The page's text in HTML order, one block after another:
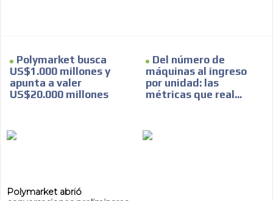
Polymarket busca
US$1.000 millones y
apunta a valer
US$20.000 millones
Polymarket abrió
Del número de
máquinas al ingreso
por unidad: las
métricas que real...